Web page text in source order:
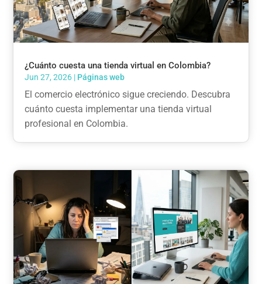
¿Cuánto cuesta una tienda virtual en Colombia?
Jun 27, 2026 | Páginas web
El comercio electrónico sigue creciendo. Descubra
cuánto cuesta implementar una tienda virtual
profesional en Colombia.